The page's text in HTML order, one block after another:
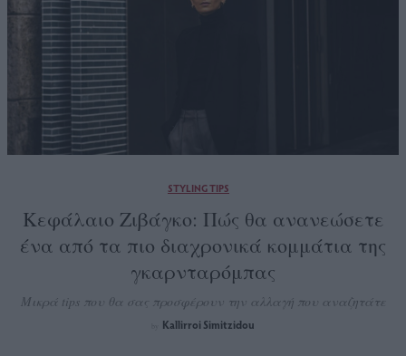
STYLING TIPS
Κεφάλαιο Ζιβάγκο: Πώς θα ανανεώσετε
ένα από τα πιο διαχρονικά κομμάτια της
γκαρνταρόμπας
Μικρά tips που θα σας προσφέρουν την αλλαγή που αναζητάτε
Kallirroi Simitzidou